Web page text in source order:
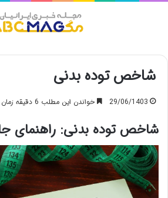
شاخص توده بدنی
29/06/1403 خواندن این مطلب 6 دقیقه زمان میبرد
شاخص توده بدنی: راهنمای